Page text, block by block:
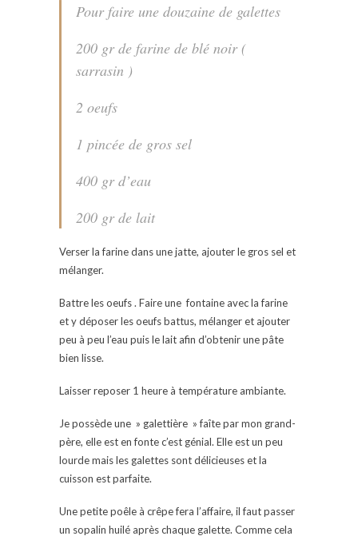
Pour faire une douzaine de galettes
200 gr de farine de blé noir (
sarrasin )
2 oeufs
1 pincée de gros sel
400 gr d’eau
200 gr de lait
Verser la farine dans une jatte, ajouter le gros sel et
mélanger.
Battre les oeufs . Faire une fontaine avec la farine
et y déposer les oeufs battus, mélanger et ajouter
peu à peu l’eau puis le lait afin d’obtenir une pâte
bien lisse.
Laisser reposer 1 heure à température ambiante.
Je possède une » galettière » faîte par mon grand-
père, elle est en fonte c’est génial. Elle est un peu
lourde mais les galettes sont délicieuses et la
cuisson est parfaite.
Une petite poêle à crêpe fera l’affaire, il faut passer
un sopalin huilé après chaque galette. Comme cela